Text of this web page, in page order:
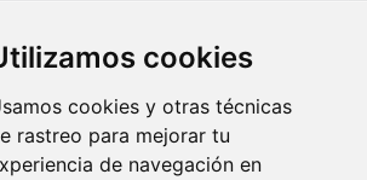
cookies
cookies y otras técnicas
rastreo para mejorar tu
de navegación en
Foro